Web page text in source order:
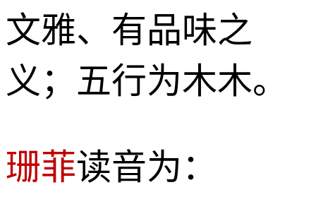
文雅、有品味之
义；五行为木木。
珊菲读音为：